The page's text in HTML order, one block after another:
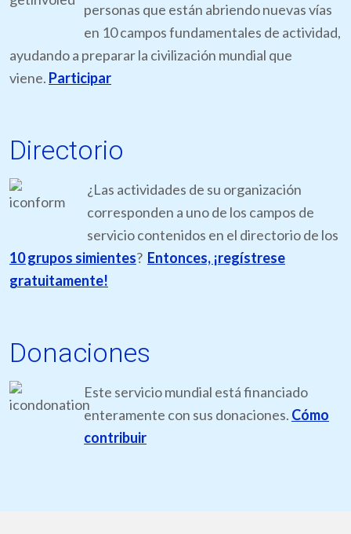
personas que están abriendo nuevas vías
en 10 campos fundamentales de actividad,
ayudando a preparar la civilización mundial que
viene. Participar
Directorio
¿Las actividades de su organización
corresponden a uno de los campos de
servicio contenidos en el directorio de los
10 grupos simientes? Entonces, ¡regístrese
gratuitamente!
Donaciones
Este servicio mundial está financiado
enteramente con sus donaciones. Cómo
contribuir